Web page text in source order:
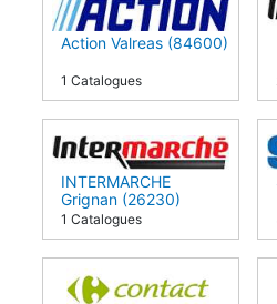
Action Valreas (84600)
1 Catalogues
INTERMARCHE
Grignan (26230)
1 Catalogues